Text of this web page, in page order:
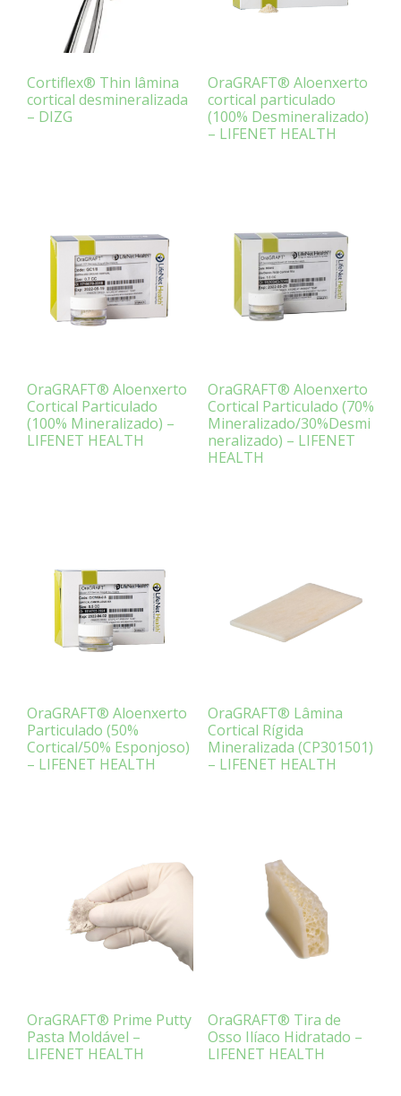
Cortiflex® Thin lâmina
cortical desmineralizada
– DIZG
OraGRAFT® Aloenxerto
cortical particulado
(100% Desmineralizado)
– LIFENET HEALTH
OraGRAFT® Aloenxerto
Cortical Particulado
(100% Mineralizado) –
LIFENET HEALTH
OraGRAFT® Aloenxerto
Cortical Particulado (70%
Mineralizado/30%Desmi
neralizado) – LIFENET
HEALTH
OraGRAFT® Aloenxerto
Particulado (50%
Cortical/50% Esponjoso)
– LIFENET HEALTH
OraGRAFT® Lâmina
Cortical Rígida
Mineralizada (CP301501)
– LIFENET HEALTH
OraGRAFT® Prime Putty
Pasta Moldável –
LIFENET HEALTH
OraGRAFT® Tira de
Osso Ilíaco Hidratado –
LIFENET HEALTH